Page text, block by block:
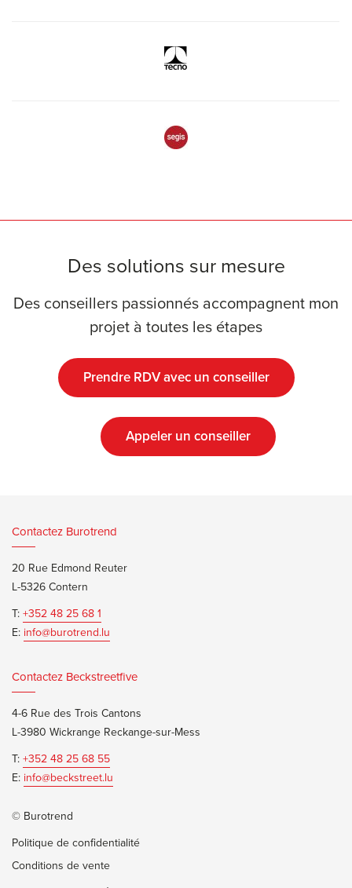
Des solutions sur mesure
Des conseillers passionnés accompagnent mon
projet à toutes les étapes
Prendre RDV avec un conseiller
Appeler un conseiller
Contactez Burotrend
20 Rue Edmond Reuter
L-5326 Contern
T:+352 48 25 68 1
E: info@burotrend.lu
Contactez Beckstreetfive
4-6 Rue des Trois Cantons
L-3980 Wickrange Reckange-sur-Mess
T:+352 48 25 68 55
E: info@beckstreet.lu
© Burotrend
Politique de confidentialité
Conditions de vente